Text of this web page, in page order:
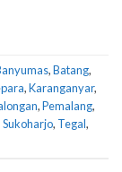
,Batang,
,Karanganyar,
,Pemalang,
Sukoharjo, Tegal,